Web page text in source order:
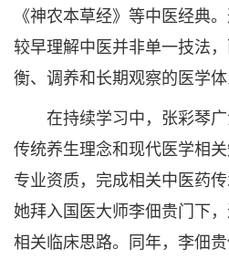
《神农本草经》等中医经典
较早理解中医并非单一技法
衡、调养和长期观察的医学体
在持续学习中，张彩琴广
传统养生理念和现代医学相
专业资质，完成相关中医药
她拜入国医大师李佃贵门下
相关临床思路。同年，李佃